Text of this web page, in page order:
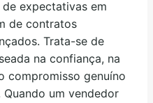
expectativas em
de contratos
Trata-se de
na confiança, na
compromisso genuíno
um vendedor